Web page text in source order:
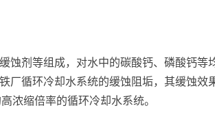
蚀剂等组成，对水中的碳酸钙、磷酸钙等
厂循环冷却水系统的缓蚀阻垢，其缓蚀效
浓缩倍率的循环冷却水系统。